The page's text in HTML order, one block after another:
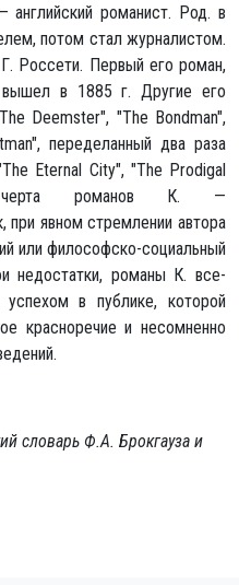
романист. Род. в
потом стал журналистом.
Россети. Первый его роман,
в 1885 г. Другие его
Deemster", "The Bondman",
переделанный два раза
Eternal City", "The Prodigal
черта романов К. —
при явном стремлении автора
или философско-социальный
недостатки, романы К. все-
в публике, которой
красноречие и несомненно
словарь Ф.А. Брокгауза и